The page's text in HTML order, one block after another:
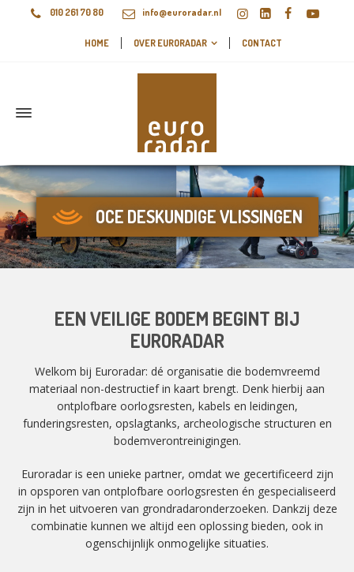
010 261 70 80 info@euroradar.nl
HOME OVER EURORADAR CONTACT
OCE DESKUNDIGE VLISSINGEN
EEN VEILIGE BODEM BEGINT BIJ
EURORADAR
Welkom bij Euroradar: dé organisatie die bodemvreemd
materiaal non-destructief in kaart brengt. Denk hierbij aan
ontplofbare oorlogsresten, kabels en leidingen,
funderingsresten, opslagtanks, archeologische structuren en
bodemverontreinigingen.
Euroradar is een unieke partner, omdat we gecertificeerd zijn
in opsporen van ontplofbare oorlogsresten én gespecialiseerd
zijn in het uitvoeren van grondradaronderzoeken. Dankzij deze
combinatie kunnen we altijd een oplossing bieden, ook in
ogenschijnlijk onmogelijke situaties.